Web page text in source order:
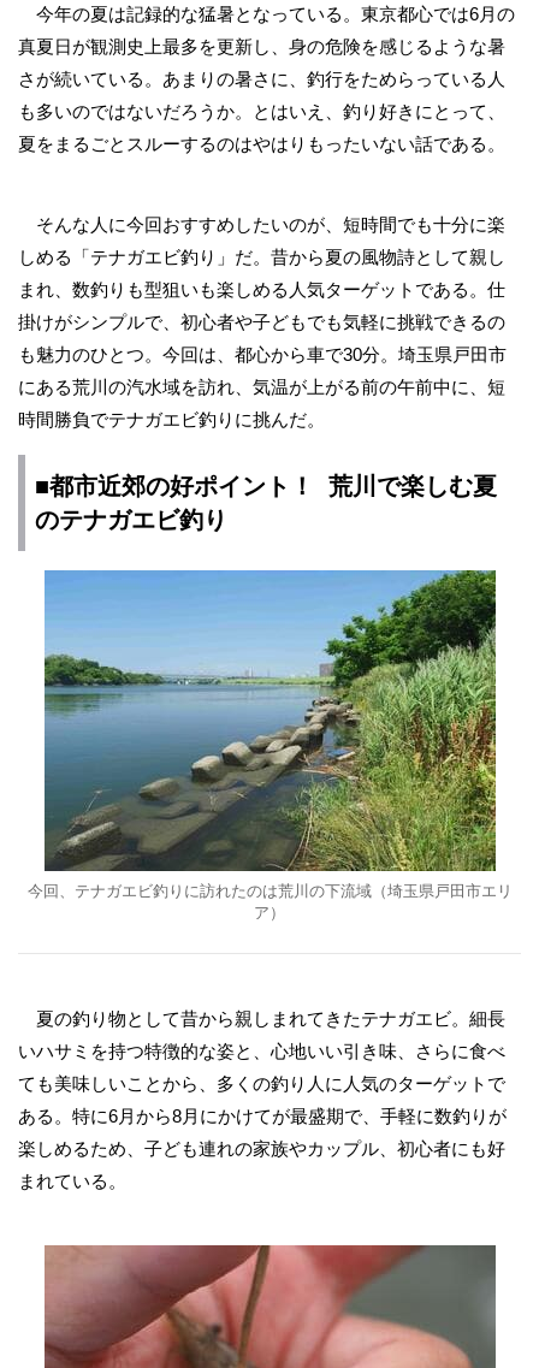
今年の夏は記録的な猛暑となっている。東京都心では6月の
真夏日が観測史上最多を更新し、身の危険を感じるような暑
さが続いている。あまりの暑さに、釣行をためらっている人
も多いのではないだろうか。とはいえ、釣り好きにとって、
夏をまるごとスルーするのはやはりもったいない話である。
そんな人に今回おすすめしたいのが、短時間でも十分に楽
しめる「テナガエビ釣り」だ。昔から夏の風物詩として親し
まれ、数釣りも型狙いも楽しめる人気ターゲットである。仕
掛けがシンプルで、初心者や子どもでも気軽に挑戦できるの
も魅力のひとつ。今回は、都心から車で30分。埼玉県戸田市
にある荒川の汽水域を訪れ、気温が上がる前の午前中に、短
時間勝負でテナガエビ釣りに挑んだ。
■都市近郊の好ポイント！ 荒川で楽しむ夏
のテナガエビ釣り
今回、テナガエビ釣りに訪れたのは荒川の下流域（埼玉県戸田市エリ
ア）
夏の釣り物として昔から親しまれてきたテナガエビ。細長
いハサミを持つ特徴的な姿と、心地いい引き味、さらに食べ
ても美味しいことから、多くの釣り人に人気のターゲットで
ある。特に6月から8月にかけてが最盛期で、手軽に数釣りが
楽しめるため、子ども連れの家族やカップル、初心者にも好
まれている。